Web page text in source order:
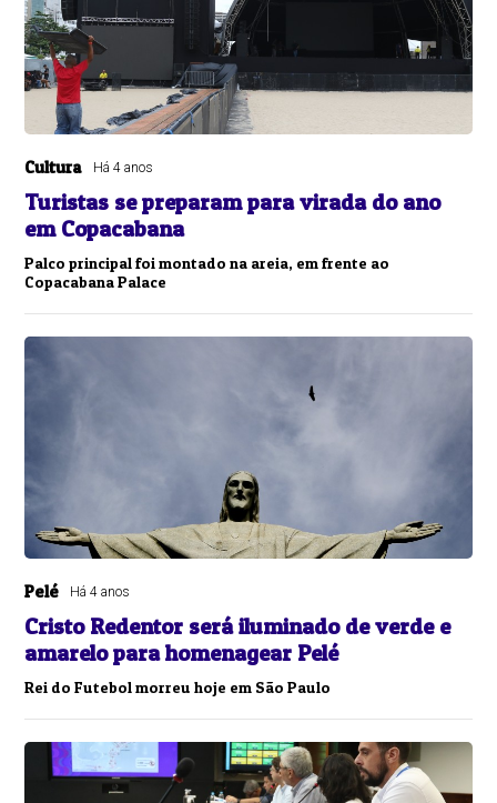
Cultura Há 4 anos
Turistas se preparam para virada do ano
em Copacabana
Palco principal foi montado na areia, em frente ao
Copacabana Palace
Pelé Há 4 anos
Cristo Redentor será iluminado de verde e
amarelo para homenagear Pelé
Rei do Futebol morreu hoje em São Paulo